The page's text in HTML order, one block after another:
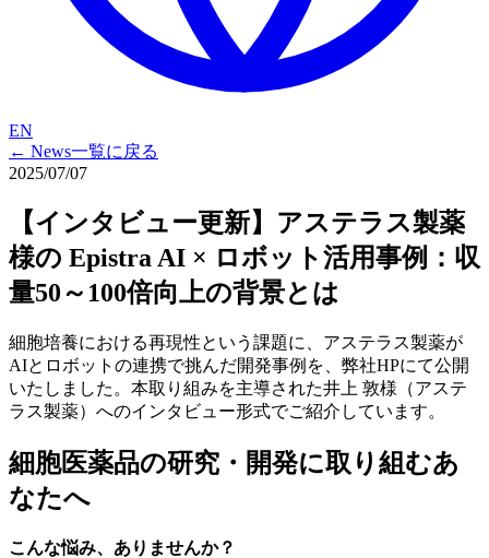
EN
← News一覧に 戻る
2025/07/07
【インタビュー更新】アステラス製薬
様の Epistra AI × ロボット活用事例：収
量50～100倍向上の背景とは
細胞培養における再現性と いう 課題に、 アステラス製薬が
AIと ロボットの連携で挑んだ開発事例を、 弊社HPにて公開
いたしました。 本取り組みを主導された井上 敦様 （アステ
ラス製薬）へのインタビュー形式でご紹介しています。
細胞医薬品の研究・開発に取り組むあ
なたへ
こんな悩み、 ありませんか？